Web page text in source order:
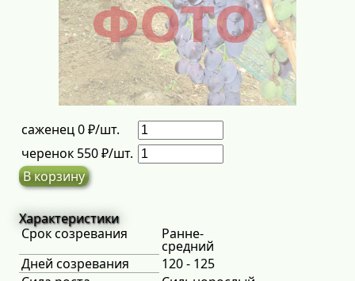
саженец 0 ₽/шт.
черенок 550 ₽/шт.
В корзину
Характеристики
Срок созревания
Ранне-
средний
Дней созревания
120 - 125